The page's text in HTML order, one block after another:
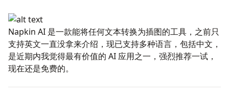
Napkin AI 是一款能将任何文本转换为插图的工具，之前只
支持英文一直没拿来介绍，现已支持多种语言，包括中文，
是近期内我觉得最有价值的 AI 应用之一，强烈推荐一试，
现在还是免费的。